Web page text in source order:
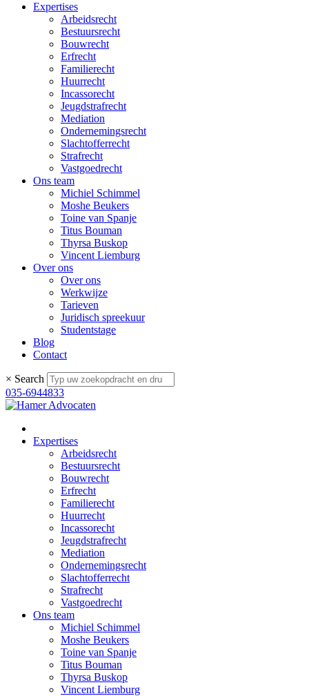
Expertises
Arbeidsrecht
Bestuursrecht
Bouwrecht
Erfrecht
Familierecht
Huurrecht
Incassorecht
Jeugdstrafrecht
Mediation
Ondernemingsrecht
Slachtofferrecht
Strafrecht
Vastgoedrecht
Ons team
Michiel Schimmel
Moshe Beukers
Toine van Spanje
Titus Bouman
Thyrsa Buskop
Vincent Liemburg
Over ons
Over ons
Werkwijze
Tarieven
Juridisch spreekuur
Studentstage
Blog
Contact
× Search
035-6944833
Expertises
Arbeidsrecht
Bestuursrecht
Bouwrecht
Erfrecht
Familierecht
Huurrecht
Incassorecht
Jeugdstrafrecht
Mediation
Ondernemingsrecht
Slachtofferrecht
Strafrecht
Vastgoedrecht
Ons team
Michiel Schimmel
Moshe Beukers
Toine van Spanje
Titus Bouman
Thyrsa Buskop
Vincent Liemburg